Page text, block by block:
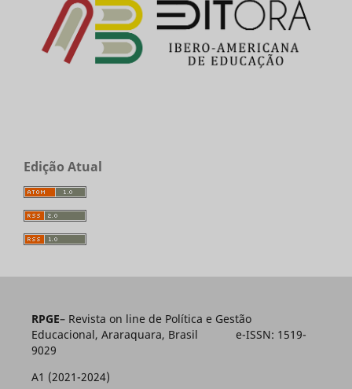
Edição Atual
RPGE– Revista on line de Política e Gestão
Educacional, Araraquara, Brasil e-ISSN: 1519-
9029
A1 (2021-2024)